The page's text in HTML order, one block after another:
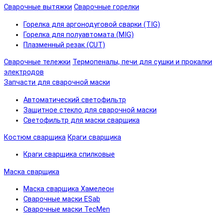
Сварочные вытяжки Сварочные горелки
Горелка для аргонодуговой сварки (TIG)
Горелка для полуавтомата (MIG)
Плазменный резак (CUT)
Сварочные тележки Термопеналы, печи для сушки и прокалки
электродов
Запчасти для сварочной маски
Автоматический светофильтр
Защитное стекло для сварочной маски
Светофильтр для маски сварщика
Костюм сварщика Краги сварщика
Краги сварщика спилковые
Маска сварщика
Маска сварщика Хамелеон
Сварочные маски ESab
Сварочные маски TecMen